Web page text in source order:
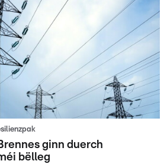
ginn duerch
bëlleg